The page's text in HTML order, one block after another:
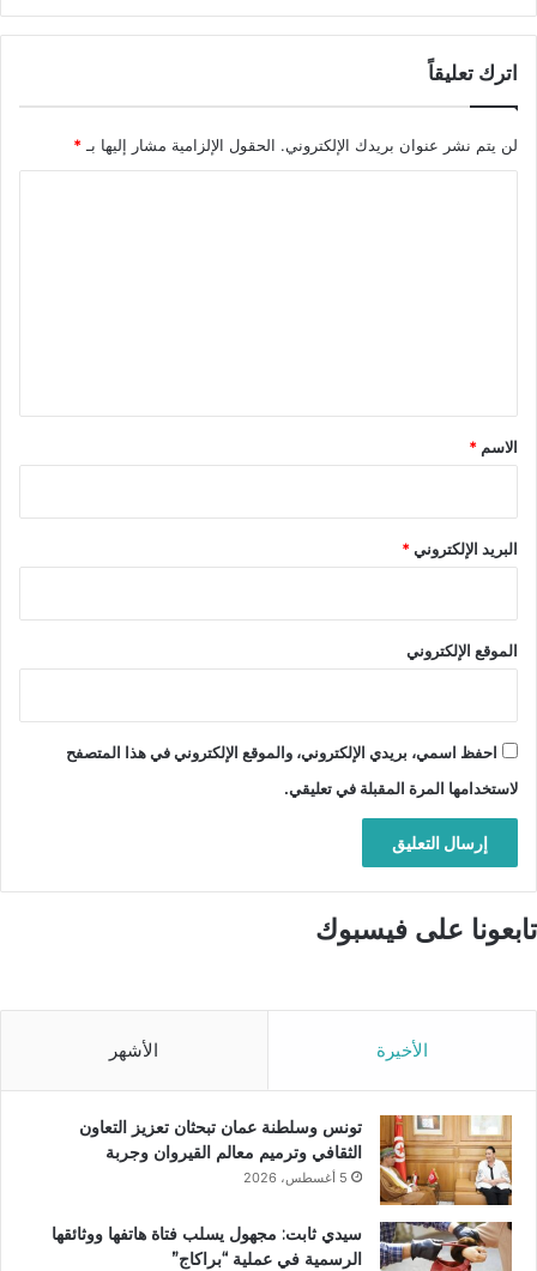
اترك تعليقاً
لن يتم نشر عنوان بريدك الإلكتروني. الحقول الإلزامية مشار إليها بـ *
*
الاسم *
البريد الإلكتروني*
الموقع الإلكتروني
احفظ اسمي، بريدي الإلكتروني، والموقع الإلكتروني في هذا المتصفح
لاستخدامها المرة المقبلة في تعليقي.
تابعونا على فيسبوك
الأخيرة الأشهر
تونس وسلطنة عمان تبحثان تعزيز التعاون
الثقافي وترميم معالم القيروان وجربة
5 أغسطس، 2026
سيدي ثابت: مجهول يسلب فتاة هاتفها ووثائقها
الرسمية في عملية “براكاج”